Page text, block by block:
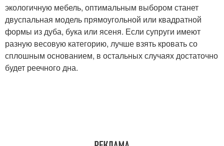
экологичную мебель, оптимальным выбором станет
двуспальная модель прямоугольной или квадратной
формы из дуба, бука или ясеня. Если супруги имеют
разную весовую категорию, лучше взять кровать со
сплошным основанием, в остальных случаях достаточно
будет реечного дна.